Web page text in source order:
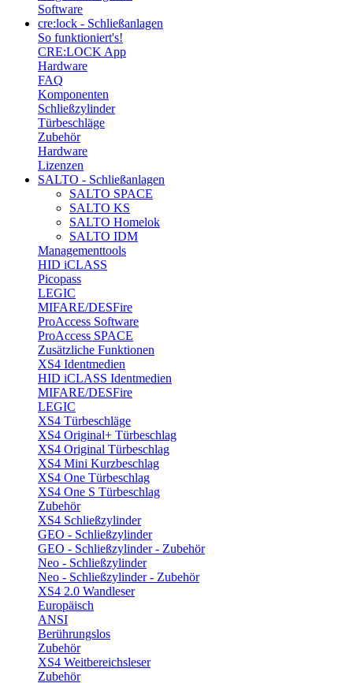
Software
cre:lock - Schließanlagen
So funktioniert's!
CRE:LOCK App
Hardware
FAQ
Komponenten
Schließzylinder
Türbeschläge
Zubehör
Hardware
Lizenzen
SALTO - Schließanlagen
SALTO SPACE
SALTO KS
SALTO Homelok
SALTO IDM
Managementtools
HID iCLASS
Picopass
LEGIC
MIFARE/DESFire
ProAccess Software
ProAccess SPACE
Zusätzliche Funktionen
XS4 Identmedien
HID iCLASS Identmedien
MIFARE/DESFire
LEGIC
XS4 Türbeschläge
XS4 Original+ Türbeschlag
XS4 Original Türbeschlag
XS4 Mini Kurzbeschlag
XS4 One Türbeschlag
XS4 One S Türbeschlag
Zubehör
XS4 Schließzylinder
GEO - Schließzylinder
GEO - Schließzylinder - Zubehör
Neo - Schließzylinder
Neo - Schließzylinder - Zubehör
XS4 2.0 Wandleser
Europäisch
ANSI
Berührungslos
Zubehör
XS4 Weitbereichsleser
Zubehör